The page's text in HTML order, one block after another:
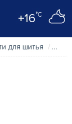
+16°C
для шитья